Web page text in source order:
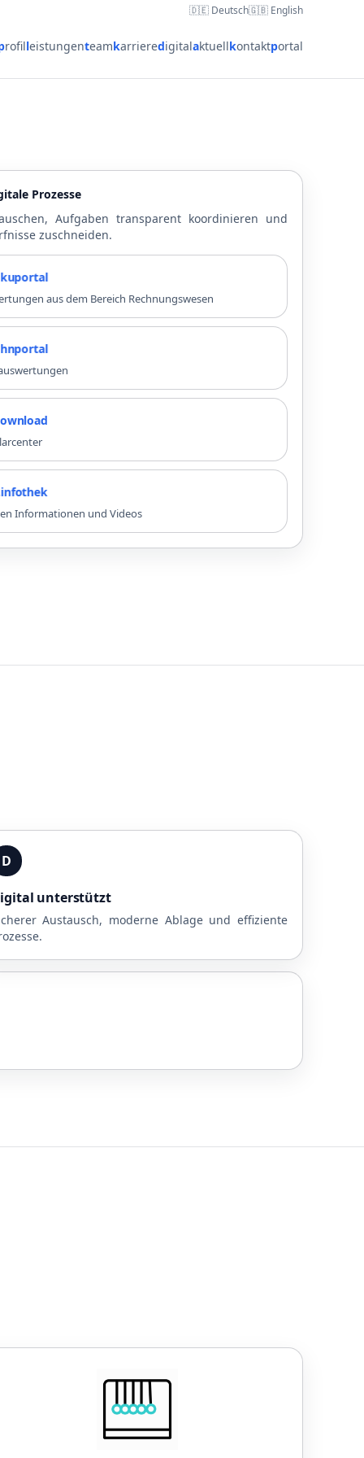
🇩🇪 Deutsch🇬🇧 English
rofilleistungenteamkarrieredigitalaktuellkontaktportal
Prozesse
Aufgaben transparent koordinieren und
zuschneiden.
aus dem Bereich Rechnungswesen
Informationen und Videos
D
unterstützt
Austausch, moderne Ablage und effiziente
Arbeitszeiten
4,5-Tage-Woche